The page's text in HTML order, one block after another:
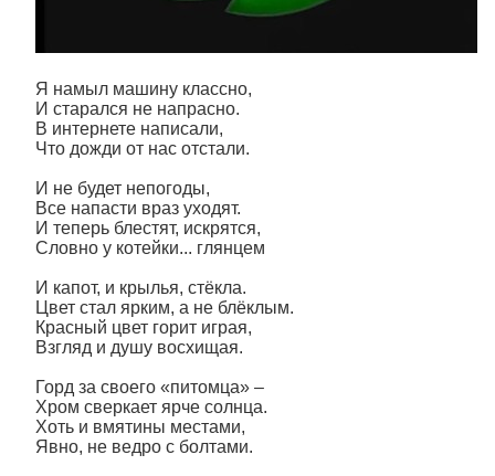
Я намыл машину классно,
И старался не напрасно.
В интернете написали,
Что дожди от нас отстали.
И не будет непогоды,
Все напасти враз уходят.
И теперь блестят, искрятся,
Словно у котейки... глянцем
И капот, и крылья, стёкла.
Цвет стал ярким, а не блёклым.
Красный цвет горит играя,
Взгляд и душу восхищая.
Горд за своего «питомца» –
Хром сверкает ярче солнца.
Хоть и вмятины местами,
Явно, не ведро с болтами.